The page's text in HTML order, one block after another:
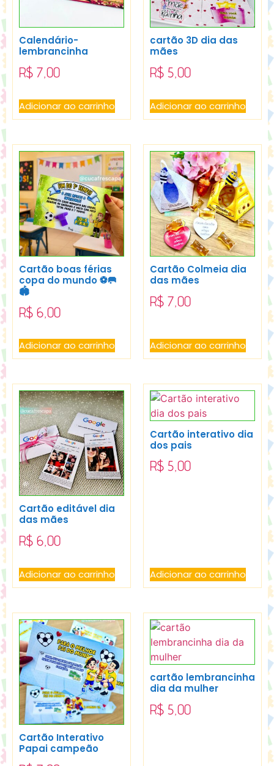
Calendário-
lembrancinha
R$ 7,00
Adicionar ao carrinho
cartão 3D dia das
mães
R$ 5,00
Adicionar ao carrinho
Cartão boas férias
copa do mundo ⚽️🥅
🏟️
R$ 6,00
Adicionar ao carrinho
Cartão Colmeia dia
das mães
R$ 7,00
Adicionar ao carrinho
Cartão editável dia
das mães
R$ 6,00
Adicionar ao carrinho
Cartão interativo dia
dos pais
R$ 5,00
Adicionar ao carrinho
Cartão Interativo
Papai campeão
cartão lembrancinha
dia da mulher
R$ 5,00